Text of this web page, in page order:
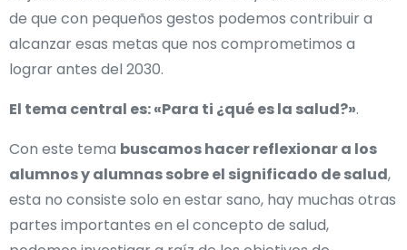
de que con pequeños gestos podemos contribuir a
alcanzar esas metas que nos comprometimos a
lograr antes del 2030.
El tema central es: «Para ti ¿qué es la salud?».
Con este tema buscamos hacer reflexionar a los
alumnos y alumnas sobre el significado de salud,
esta no consiste solo en estar sano, hay muchas otras
partes importantes en el concepto de salud,